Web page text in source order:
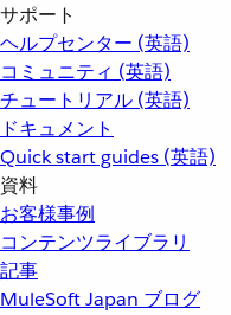
サポート
ヘルプセンター (英語)
コミュニティ (英語)
チュートリアル (英語)
ドキュメント
Quick start guides (英語)
資料
お客様事例
コンテンツライブラリ
記事
MuleSoft Japan ブログ